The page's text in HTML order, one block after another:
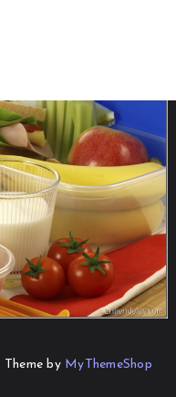
Theme by MyThemeShop